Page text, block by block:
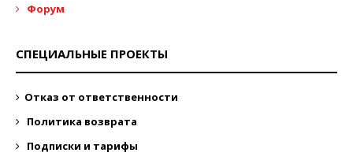
Форум
СПЕЦИАЛЬНЫЕ ПРОЕКТЫ
Отказ от ответственности
Политика возврата
Подписки и тарифы